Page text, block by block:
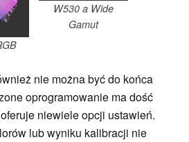
W530 a Wide
Gamut
nie można być do końca
oprogramowanie ma dość
niewiele opcji ustawień.
lub wyniku kalibracji nie